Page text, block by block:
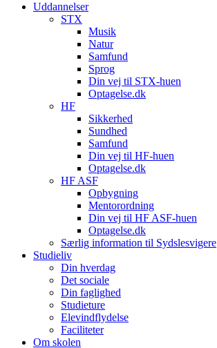
Uddannelser
STX
Musik
Natur
Samfund
Sprog
Din vej til STX-huen
Optagelse.dk
HF
Sikkerhed
Sundhed
Samfund
Din vej til HF-huen
Optagelse.dk
HF ASF
Opbygning
Mentorordning
Din vej til HF ASF-huen
Optagelse.dk
Særlig information til Sydslesvigere
Studieliv
Din hverdag
Det sociale
Din faglighed
Studieture
Elevindflydelse
Faciliteter
Om skolen